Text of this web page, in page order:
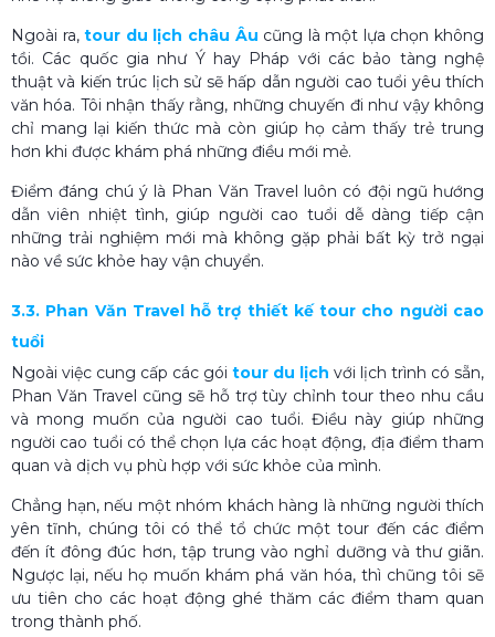
Ngoài ra,tour du lịch châu Âu cũng là một lựa chọn không
tồi. Các quốc gia như Ý hay Pháp với các bảo tàng nghệ
thuật và kiến trúc lịch sử sẽ hấp dẫn người cao tuổi yêu thích
văn hóa. Tôi nhận thấy rằng, những chuyến đi như vậy không
chỉ mang lại kiến thức mà còn giúp họ cảm thấy trẻ trung
hơn khi được khám phá những điều mới mẻ.
Điểm đáng chú ý là Phan Văn Travel luôn có đội ngũ hướng
dẫn viên nhiệt tình, giúp người cao tuổi dễ dàng tiếp cận
những trải nghiệm mới mà không gặp phải bất kỳ trở ngại
nào về sức khỏe hay vận chuyển.
3.3. Phan Văn Travel hỗ trợ thiết kế tour cho người cao
tuổi
Ngoài việc cung cấp các gói tour du lịch với lịch trình có sẵn,
Phan Văn Travel cũng sẽ hỗ trợ tùy chỉnh tour theo nhu cầu
và mong muốn của người cao tuổi. Điều này giúp những
người cao tuổi có thể chọn lựa các hoạt động, địa điểm tham
quan và dịch vụ phù hợp với sức khỏe của mình.
Chẳng hạn, nếu một nhóm khách hàng là những người thích
yên tĩnh, chúng tôi có thể tổ chức một tour đến các điểm
đến ít đông đúc hơn, tập trung vào nghỉ dưỡng và thư giãn.
Ngược lại, nếu họ muốn khám phá văn hóa, thì chũng tôi sẽ
ưu tiên cho các hoạt động ghé thăm các điểm tham quan
trong thành phố.